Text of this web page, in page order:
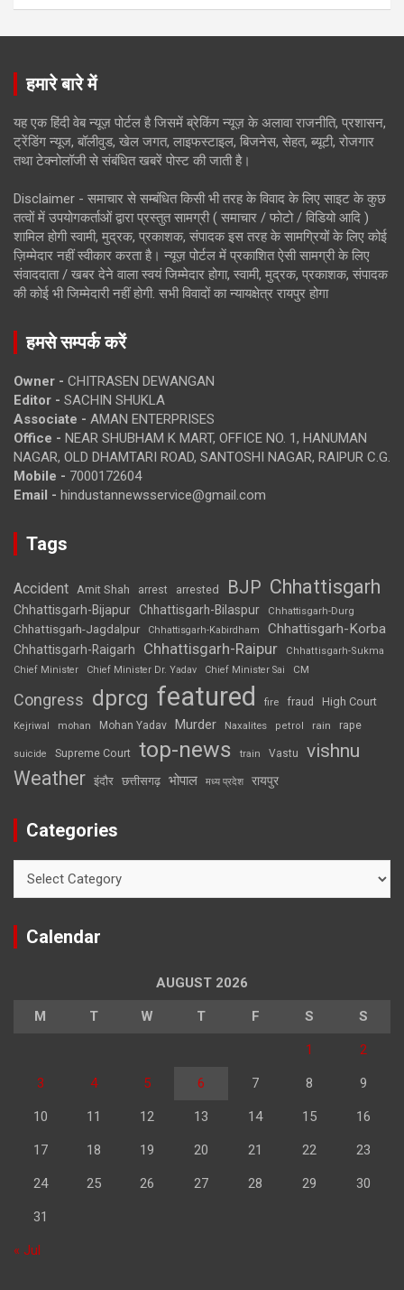
हमारे बारे में
यह एक हिंदी वेब न्यूज़ पोर्टल है जिसमें ब्रेकिंग न्यूज़ के अलावा राजनीति, प्रशासन,
ट्रेंडिंग न्यूज, बॉलीवुड, खेल जगत, लाइफस्टाइल, बिजनेस, सेहत, ब्यूटी, रोजगार
तथा टेक्नोलॉजी से संबंधित खबरें पोस्ट की जाती है।
Disclaimer - समाचार से सम्बंधित किसी भी तरह के विवाद के लिए साइट के कुछ
तत्वों में उपयोगकर्ताओं द्वारा प्रस्तुत सामग्री ( समाचार / फोटो / विडियो आदि )
शामिल होगी स्वामी, मुद्रक, प्रकाशक, संपादक इस तरह के सामग्रियों के लिए कोई
ज़िम्मेदार नहीं स्वीकार करता है। न्यूज़ पोर्टल में प्रकाशित ऐसी सामग्री के लिए
संवाददाता / खबर देने वाला स्वयं जिम्मेदार होगा, स्वामी, मुद्रक, प्रकाशक, संपादक
की कोई भी जिम्मेदारी नहीं होगी. सभी विवादों का न्यायक्षेत्र रायपुर होगा
हमसे सम्पर्क करें
Owner - CHITRASEN DEWANGAN
Editor - SACHIN SHUKLA
Associate - AMAN ENTERPRISES
Office - NEAR SHUBHAM K MART, OFFICE NO. 1, HANUMAN
NAGAR, OLD DHAMTARI ROAD, SANTOSHI NAGAR, RAIPUR C.G.
Mobile - 7000172604
Email - hindustannewsservice@gmail.com
Tags
Accident Amit Shah arrest arrested BJP Chhattisgarh
Chhattisgarh-Bijapur Chhattisgarh-Bilaspur Chhattisgarh-Durg
Chhattisgarh-Jagdalpur Chhattisgarh-Kabirdham Chhattisgarh-Korba
Chhattisgarh-Raigarh Chhattisgarh-Raipur
Chhattisgarh-Sukma
Chief Minister
Chief Minister Dr. Yadav Chief Minister Sai CM
Congress dprcg featured fire fraud High Court
Kejriwal mohan Mohan Yadav Murder Naxalites petrol rain rape
suicide Supreme Court top-news train Vastu vishnu
Weather इंदौर छत्तीसगढ़ भोपाल मध्य प्रदेश रायपुर
Categories
Calendar
AUGUST 2026
M T W T F S S
1 2
3 4 5 6 7 8 9
10 11 12 13 14 15 16
17 18 19 20 21 22 23
24 25 26 27 28 29 30
31
« Jul